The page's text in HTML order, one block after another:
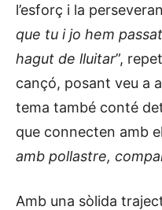
l’esforç i la
que tu i jo hem
hagut de lluitar”,
cançó, posant veu a
tema també conté
que connecten amb
amb pollastre,
Amb una sòlida